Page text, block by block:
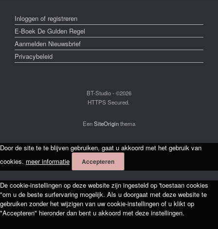
Inloggen of registreren
E-Boek De Gulden Regel
Aanmelden Nieuwsbrief
Privacybeleid
BT-Studio - ©2026
HTTPS Secured.
EenSiteOriginthema
Door de site te te blijven gebruiken, gaat u akkoord met het gebruik van
cookies. meer informatie Accepteren
De cookie-instellingen op deze website zijn ingesteld op 'toestaan cookies
"om u de beste surfervaring mogelijk. Als u doorgaat met deze website te
gebruiken zonder het wijzigen van uw cookie-instellingen of u klikt op
"Accepteren" hieronder dan bent u akkoord met deze instellingen.